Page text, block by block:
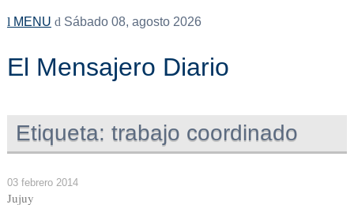
MENU Sábado 08, agosto 2026
El Mensajero Diario
Etiqueta: trabajo coordinado
03 febrero 2014
Jujuy